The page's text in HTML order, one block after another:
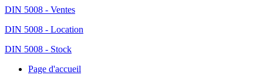
DIN 5008 - Ventes
DIN 5008 - Location
DIN 5008 - Stock
Page d'accueil